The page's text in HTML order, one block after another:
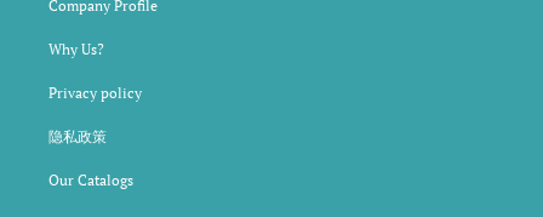
Company Profile
Why Us?
Privacy policy
隐私政策
Our Catalogs